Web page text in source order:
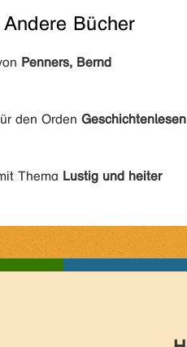
Bücher
Penners, Bernd
den Orden Geschichtenlesen
Thema Lustig und heiter